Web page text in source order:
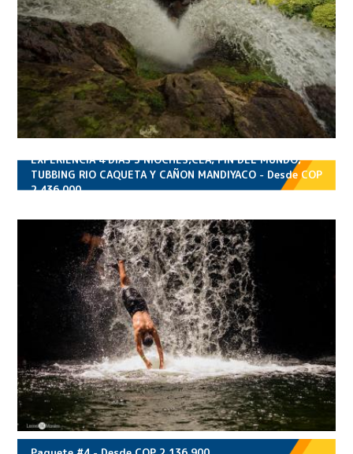
EXPERIENCIA 4 DIAS 3 NIOCHES,CEA, FIN DEL MUNDO,
TUBBING RIO CAQUETA Y CAÑON MANDIYACO - Desde COP
2,436,000